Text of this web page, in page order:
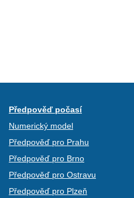
Předpověď počasí
Numerický model
Předpověď pro Prahu
Předpověď pro Brno
Předpověď pro Ostravu
Předpověď pro Plzeň